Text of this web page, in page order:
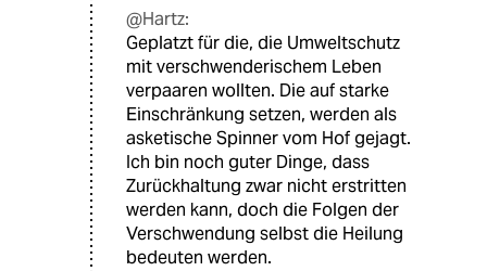
@Hartz:
Geplatzt für die, die Umweltschutz
mit verschwenderischem Leben
verpaaren wollten. Die auf starke
Einschränkung setzen, werden als
asketische Spinner vom Hof gejagt.
Ich bin noch guter Dinge, dass
Zurückhaltung zwar nicht erstritten
werden kann, doch die Folgen der
Verschwendung selbst die Heilung
bedeuten werden.